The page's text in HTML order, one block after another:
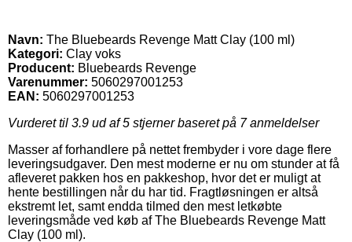
Navn: The Bluebeards Revenge Matt Clay (100 ml)
Kategori: Clay voks
Producent: Bluebeards Revenge
Varenummer: 5060297001253
EAN: 5060297001253
Vurderet til 3.9 ud af 5 stjerner baseret på 7anmeldelser
Masser af forhandlere på nettet frembyder i vore dage flere
leveringsudgaver. Den mest moderne er nu om stunder at få
afleveret pakken hos en pakkeshop, hvor det er muligt at
hente bestillingen når du har tid. Fragtløsningen er altså
ekstremt let, samt endda tilmed den mest letkøbte
leveringsmåde ved køb af The Bluebeards Revenge Matt
Clay (100 ml).